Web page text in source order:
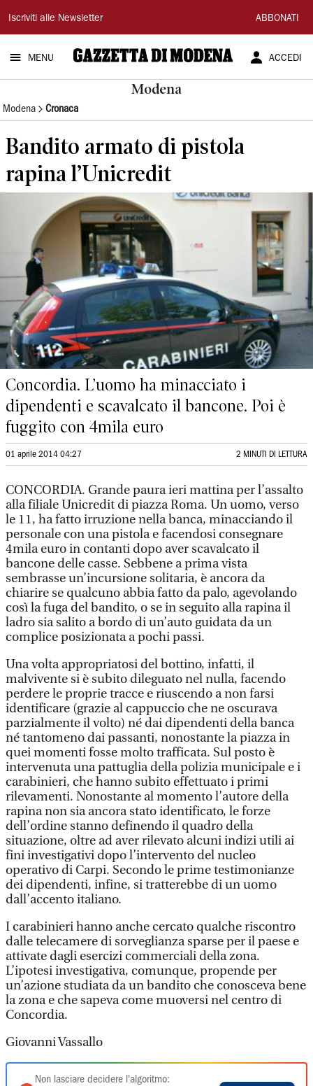
Gazzetta
di
Modena
Iscriviti alle Newsletter ABBONATI
MENU ACCEDI
Modena
Modena Cronaca
Bandito armato di pistola
rapina l’Unicredit
Concordia. L’uomo ha minacciato i
dipendenti e scavalcato il bancone. Poi è
fuggito con 4mila euro
01 aprile 2014 04:27 2 MINUTI DI LETTURA
CONCORDIA. Grande paura ieri mattina per l’assalto
alla filiale Unicredit di piazza Roma. Un uomo, verso
le 11, ha fatto irruzione nella banca, minacciando il
personale con una pistola e facendosi consegnare
4mila euro in contanti dopo aver scavalcato il
bancone delle casse. Sebbene a prima vista
sembrasse un’incursione solitaria, è ancora da
chiarire se qualcuno abbia fatto da palo, agevolando
così la fuga del bandito, o se in seguito alla rapina il
ladro sia salito a bordo di un’auto guidata da un
complice posizionata a pochi passi.
Una volta appropriatosi del bottino, infatti, il
malvivente si è subito dileguato nel nulla, facendo
perdere le proprie tracce e riuscendo a non farsi
identificare (grazie al cappuccio che ne oscurava
parzialmente il volto) né dai dipendenti della banca
né tantomeno dai passanti, nonostante la piazza in
quei momenti fosse molto trafficata. Sul posto è
intervenuta una pattuglia della polizia municipale e i
carabinieri, che hanno subito effettuato i primi
rilevamenti. Nonostante al momento l’autore della
rapina non sia ancora stato identificato, le forze
dell’ordine stanno definendo il quadro della
situazione, oltre ad aver rilevato alcuni indizi utili ai
fini investigativi dopo l’intervento del nucleo
operativo di Carpi. Secondo le prime testimonianze
dei dipendenti, infine, si tratterebbe di un uomo
dall’accento italiano.
I carabinieri hanno anche cercato qualche riscontro
dalle telecamere di sorveglianza sparse per il paese e
attivate dagli esercizi commerciali della zona.
L’ipotesi investigativa, comunque, propende per
un’azione studiata da un bandito che conosceva bene
la zona e che sapeva come muoversi nel centro di
Concordia.
Giovanni Vassallo
Non lasciare decidere l'algoritmo: